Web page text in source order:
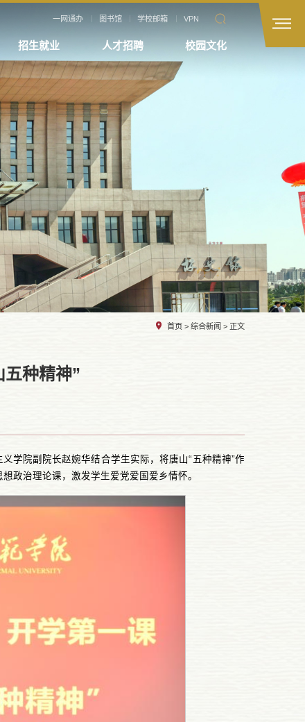
一网通办 图书馆 学校邮箱 VPN
招生就业 人才招聘 校园文化
首页 > 综合新闻 > 正文
种精神”
学院副院长赵婉华结合学生实际，将唐山“五种精神”作
政治理论课，激发学生爱党爱国爱乡情怀。